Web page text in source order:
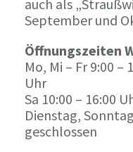
auch als
September und
Öffnungszeiten
Mo, Mi – Fr 9:00 –
Uhr
Sa 10:00 – 16:00
Dienstag,
geschlossen